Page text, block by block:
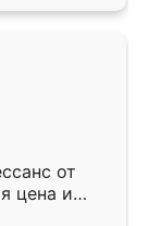
от
цена и